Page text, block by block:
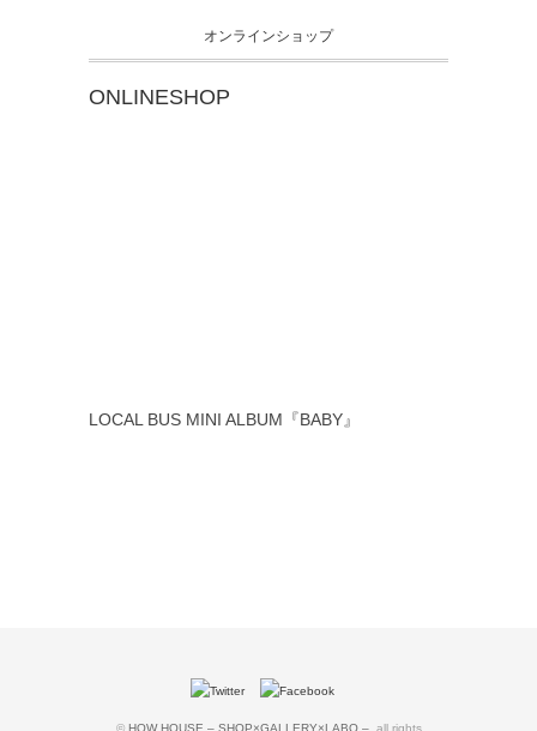
オンラインショップ
ONLINESHOP
LOCAL BUS MINI ALBUM『BABY』